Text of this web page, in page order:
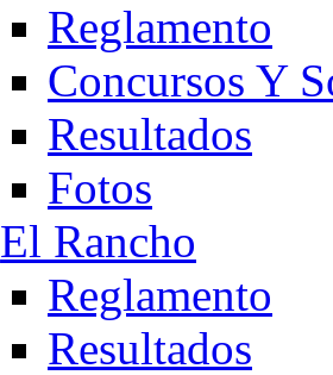
Reglamento
Concursos Y
Resultados
Fotos
El Rancho
Reglamento
Resultados